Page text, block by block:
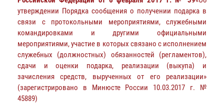
утверждении Порядка сообщения о получении подарка в
связи с протокольными мероприятиями, служебными
командировками и другими официальными
мероприятиями, участие в которых связано с исполнением
служебных (должностных) обязанностей (регламентов),
сдачи и оценки подарка, реализации (выкупа) и
зачисления средств, вырученных от его реализации»
(зарегистрировано в Минюсте России 10.03.2017 г. №
45889)